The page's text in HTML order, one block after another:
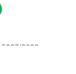
5867/2023